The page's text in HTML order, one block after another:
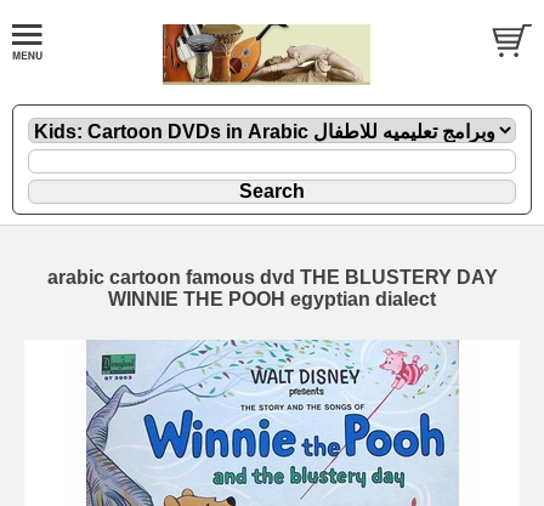
arabic cartoon famous dvd THE BLUSTERY DAY
WINNIE THE POOH egyptian dialect